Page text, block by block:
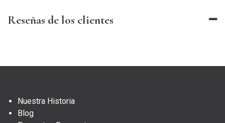
Reseñas de los clientes
Nuestra Historia
Blog